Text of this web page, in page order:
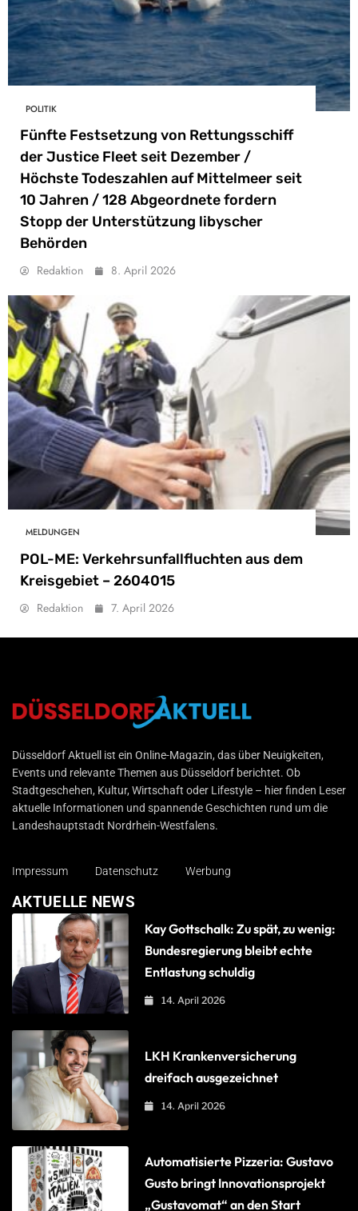
POLITIK
Fünfte Festsetzung von Rettungsschiff
der Justice Fleet seit Dezember /
Höchste Todeszahlen auf Mittelmeer seit
10 Jahren / 128 Abgeordnete fordern
Stopp der Unterstützung libyscher
Behörden
Redaktion 8. April 2026
MELDUNGEN
POL-ME: Verkehrsunfallfluchten aus dem
Kreisgebiet – 2604015
Redaktion 7. April 2026
Düsseldorf Aktuell
Düsseldorf Aktuell ist ein Online-Magazin, das über Neuigkeiten,
Events und relevante Themen aus Düsseldorf berichtet. Ob
Stadtgeschehen, Kultur, Wirtschaft oder Lifestyle – hier finden Leser
aktuelle Informationen und spannende Geschichten rund um die
Landeshauptstadt Nordrhein-Westfalens.
Impressum Datenschutz Werbung
AKTUELLE NEWS
Kay Gottschalk: Zu spät, zu wenig:
Bundesregierung bleibt echte
Entlastung schuldig
14. April 2026
LKH Krankenversicherung
dreifach ausgezeichnet
14. April 2026
Automatisierte Pizzeria: Gustavo
Gusto bringt Innovationsprojekt
„Gustavomat“ an den Start